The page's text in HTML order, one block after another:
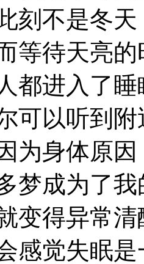
刻不是冬
等待天亮
都进入了
可以听到
身体原因
梦成为了
变得异常
感觉失眠